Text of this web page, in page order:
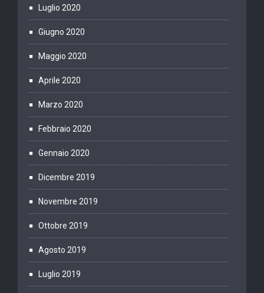
Luglio 2020
Giugno 2020
Maggio 2020
Aprile 2020
Marzo 2020
Febbraio 2020
Gennaio 2020
Dicembre 2019
Novembre 2019
Ottobre 2019
Agosto 2019
Luglio 2019